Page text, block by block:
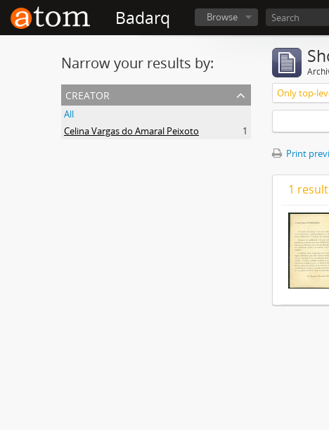
Badarq Browse
Narrow your results by:
creator
All
Celina Vargas do Amaral Peixoto
1
Only top-
Print
1